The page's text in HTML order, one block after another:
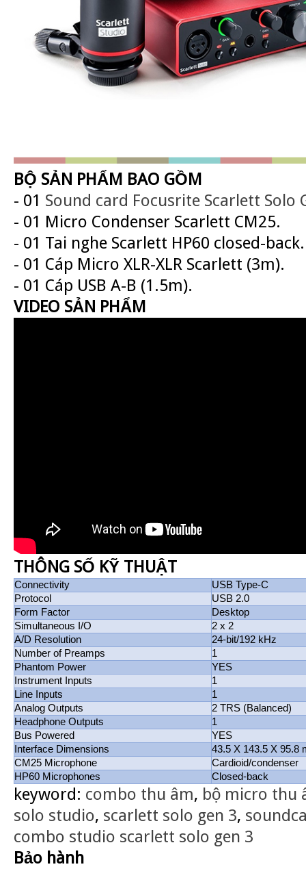
BỘ SẢN PHẨM BAO GỒM
- 01 Sound card Focusrite Scarlett Solo
- 01 Micro Condenser Scarlett CM25.
- 01 Tai nghe Scarlett HP60 closed-back.
- 01 Cáp Micro XLR-XLR Scarlett (3m).
- 01 Cáp USB A-B (1.5m).
VIDEO SẢN PHẨM
THÔNG SỐ KỸ THUẬT
Connectivity
USB Type-C
Protocol
USB 2.0
Form Factor
Desktop
Simultaneous I/O
2 x 2
A/D Resolution
24-bit/192 kHz
Number of Preamps
1
Phantom Power
YES
Instrument Inputs
1
Line Inputs
1
Analog Outputs
2 TRS (Balanced)
Headphone Outputs
1
Bus Powered
YES
Interface Dimensions
43.5 X 143.5 X 95.8
CM25 Microphone
Cardioid/condenser
HP60 Microphones
Closed-back
keyword: combo thu âm, bộ micro thu
solo studio, scarlett solo gen 3,
combo studio scarlett solo gen 3
Bảo hành